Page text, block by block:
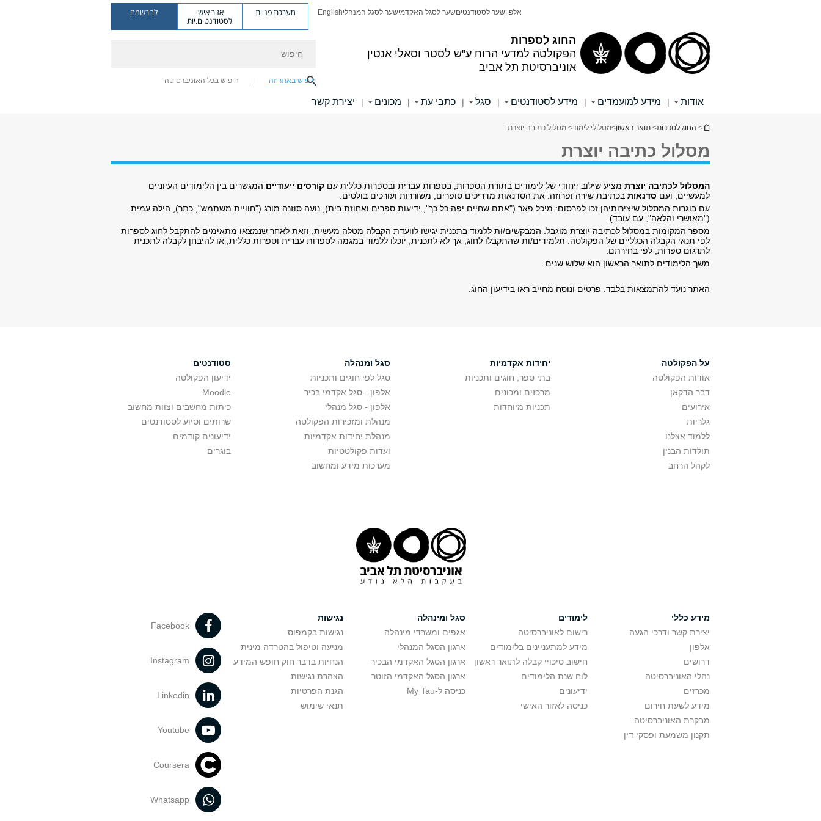
החוג לספרות
הפקולטה למדעי הרוח ע"ש לסטר וסאלי אנטין
אוניברסיטת תל אביב
אלפוןשער לסטודנטיםשער לסגל האקדמישער לסגל המנהליEnglish מערכת פניות אזור אישי
לסטודנטים.יות
להרשמה
חיפוש באתר זה חיפוש בכל האוניברסיטה
אודות | מידע למועמדים | מידע לסטודנטים | סגל | כתבי עת | מכונים | יצירת קשר
הינך נמצא כאן
> החוג לספרות> תואר ראשון>מסלולי לימוד> מסלול כתיבה יוצרת
מסלול כתיבה יוצרת
המסלול לכתיבה יוצרת מציע שילוב ייחודי של לימודים בתורת הספרות, בספרות עברית ובספרות כללית עם קורסים ייעודיים המגשרים בין הלימודים העיוניים
למעשיים, ועם סדנאות בכתיבת שירה ופרוזה. את הסדנאות מדריכים סופרים, משוררות ועורכים בולטים.
עם בוגרות המסלול שיצירותיהן זכו לפרסום: מיכל פאר ("אתם שחיים יפה כל כך", ידיעות ספרים ואחוזת בית), נועה סוזנה מורג ("חוויית משתמש", כתר), הילה עמית
("מאושרי והלאה", עם עובד).
מספר המקומות במסלול לכתיבה יוצרת מוגבל. המבקשים/ות ללמוד בתכנית יגישו לוועדת הקבלה מטלה מעשית, וזאת לאחר שנמצאו מתאימים להתקבל לחוג לספרות
לפי תנאי הקבלה הכלליים של הפקולטה. תלמידים/ות שהתקבלו לחוג, אך לא לתכנית, יוכלו ללמוד במגמה לספרות עברית וספרות כללית, או להיבחן לקבלה לתכנית
לתרגום ספרות, לפי בחירתם.
משך הלימודים לתואר הראשון הוא שלוש שנים.
האתר נועד להתמצאות בלבד. פרטים ונוסח מחייב ראו בידיעון החוג.
על הפקולטה
אודות הפקולטה
דבר הדקאן
אירועים
גלריות
ללמוד אצלנו
תולדות הבנין
לקהל הרחב
יחידות אקדמיות
בתי ספר, חוגים ותכניות
מרכזים ומכונים
תכניות מיוחדות
סגל ומנהלה
סגל לפי חוגים ותכניות
אלפון - סגל אקדמי בכיר
אלפון - סגל מנהלי
מנהלת ומזכירות הפקולטה
מנהלת יחידות אקדמיות
ועדות פקולטטיות
מערכות מידע ומחשוב
סטודנטים
ידיעון הפקולטה
Moodle
כיתות מחשבים וצוות מחשוב
שרותים וסיוע לסטודנטים
ידיעונים קודמים
בוגרים
מידע כללי
יצירת קשר ודרכי הגעה
אלפון
דרושים
נהלי האוניברסיטה
מכרזים
מידע לשעת חירום
מבקרת האוניברסיטה
תקנון משמעת ופסקי דין
לימודים
רישום לאוניברסיטה
מידע למתעניינים בלימודים
חישוב סיכויי קבלה לתואר ראשון
לוח שנת הלימודים
ידיעונים
כניסה לאזור האישי
סגל ומינהלה
אגפים ומשרדי מינהלה
ארגון הסגל המנהלי
ארגון הסגל האקדמי הבכיר
ארגון הסגל האקדמי הזוטר
כניסה ל-My Tau
נגישות
נגישות בקמפוס
מניעה וטיפול בהטרדה מינית
הנחיות בדבר חוק חופש המידע
הצהרת נגישות
הגנת הפרטיות
תנאי שימוש
Facebook
Instagram
Linkedin
Youtube
Coursera
Whatsapp